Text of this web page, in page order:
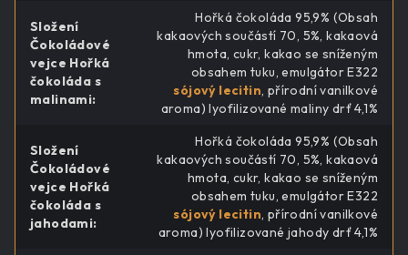
Složení
Čokoládové
vejce Hořká
čokoláda s
malinami:
Hořká čokoláda 95,9% (Obsah
kakaových součástí 70, 5%, kakaová
hmota, cukr, kakao se sníženým
obsahem tuku, emulgátor E322
sójový lecitin, přírodní vanilkové
aroma) lyofilizované maliny drť 4,1%
Složení
Čokoládové
vejce Hořká
čokoláda s
jahodami:
Hořká čokoláda 95,9% (Obsah
kakaových součástí 70, 5%, kakaová
hmota, cukr, kakao se sníženým
obsahem tuku, emulgátor E322
sójový lecitin, přírodní vanilkové
aroma) lyofilizované jahody drť 4,1%